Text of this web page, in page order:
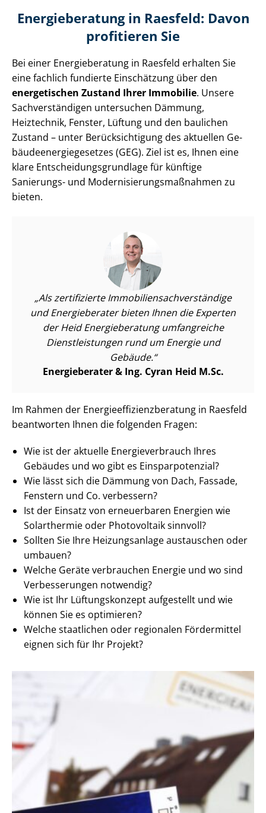
Energieberatung in Raesfeld: Davon
profitieren Sie
Bei einer Energieberatung in Raesfeld erhalten Sie
eine fachlich fundierte Einschätzung über den
energetischen Zustand Ihrer Immobilie. Unsere
Sach­ver­stän­di­gen untersuchen Dämmung,
Heiztechnik, Fenster, Lüftung und den baulichen
Zustand – unter Be­rück­sich­ti­gung des aktuellen Ge­
bäu­de­en­er­gie­ge­set­zes (GEG). Ziel ist es, Ihnen eine
klare Ent­schei­dungs­grund­la­ge für künftige
Sanierungs- und Mo­der­ni­sie­rungs­maß­nah­men zu
bieten.
Als zertifizierte Im­mo­bi­li­en­sach­ver­stän­di­ge
und Energieberater bieten Ihnen die Experten
der Heid Energieberatung umfangreiche
Dienst­leis­tun­gen rund um Energie und
Gebäude.
Energieberater & Ing. Cyran Heid M.Sc.
Im Rahmen der En­er­gie­ef­fi­zi­enz­be­ra­tung in Raesfeld
beantworten Ihnen die folgenden Fragen:
Wie ist der aktuelle En­er­gie­ver­brauch Ihres
Gebäudes und wo gibt es Ein­spar­po­ten­zi­al?
Wie lässt sich die Dämmung von Dach, Fassade,
Fenstern und Co. verbessern?
Ist der Einsatz von erneuerbaren Energien wie
Solarthermie oder Photovoltaik sinnvoll?
Sollten Sie Ihre Heizungsanlage austauschen oder
umbauen?
Welche Geräte verbrauchen Energie und wo sind
Verbesserungen notwendig?
Wie ist Ihr Lüftungskonzept aufgestellt und wie
können Sie es optimieren?
Welche staatlichen oder regionalen Fördermittel
eignen sich für Ihr Projekt?